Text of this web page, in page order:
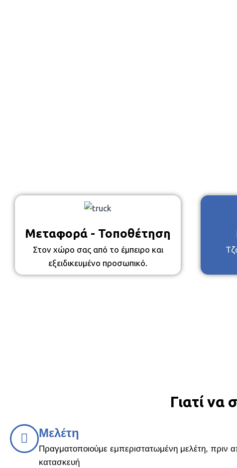
Μεταφορά - Τοποθέτηση
Στον χώρο σας από το έμπειρο και
εξειδικευμένο προσωπικό.
Γιατί να
Μελέτη
Πραγματοποιούμε εμπεριστατωμένη μελέτη, πριν
κατασκευή